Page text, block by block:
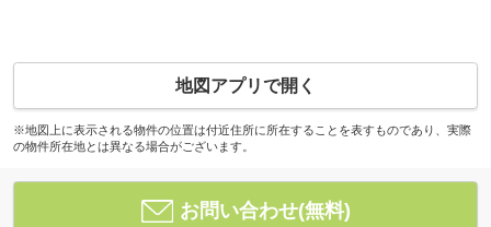
地図アプリで開く
※地図上に表示される物件の位置は付近住所に所在することを表すものであり、実際
の物件所在地とは異なる場合がございます。
お問い合わせ(無料)